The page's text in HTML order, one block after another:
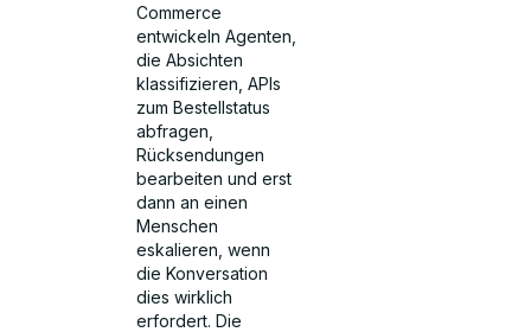
Commerce
entwickeln Agenten,
die Absichten
klassifizieren, APIs
zum Bestellstatus
abfragen,
Rücksendungen
bearbeiten und erst
dann an einen
Menschen
eskalieren, wenn
die Konversation
dies wirklich
erfordert. Die